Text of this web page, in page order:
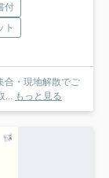
付
ト
合・現地解散でご
...
もっと見る